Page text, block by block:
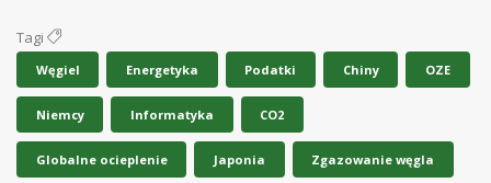
Tagi
Węgiel Energetyka Podatki Chiny OZE
Niemcy Informatyka CO2
Globalne ocieplenie Japonia Zgazowanie węgla